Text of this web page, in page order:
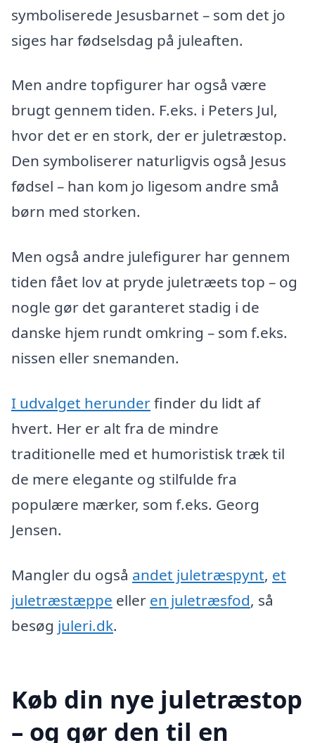
symboliserede Jesusbarnet – som det jo
siges har fødselsdag på juleaften.
Men andre topfigurer har også være
brugt gennem tiden. F.eks. i Peters Jul,
hvor det er en stork, der er juletræstop.
Den symboliserer naturligvis også Jesus
fødsel – han kom jo ligesom andre små
børn med storken.
Men også andre julefigurer har gennem
tiden fået lov at pryde juletræets top – og
nogle gør det garanteret stadig i de
danske hjem rundt omkring – som f.eks.
nissen eller snemanden.
I udvalget herunderfinder du lidt af
hvert. Her er alt fra de mindre
traditionelle med et humoristisk træk til
de mere elegante og stilfulde fra
populære mærker, som f.eks. Georg
Jensen.
Mangler du også andet juletræspynt, et
juletræstæppe eller en juletræsfod, så
besøg juleri.dk.
Køb din nye juletræstop
– og gør den til en